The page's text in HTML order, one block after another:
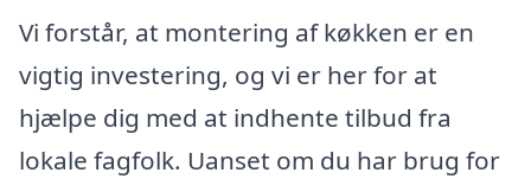
Vi forstår, at montering af køkken er en
vigtig investering, og vi er her for at
hjælpe dig med at indhente tilbud fra
lokale fagfolk. Uanset om du har brug for